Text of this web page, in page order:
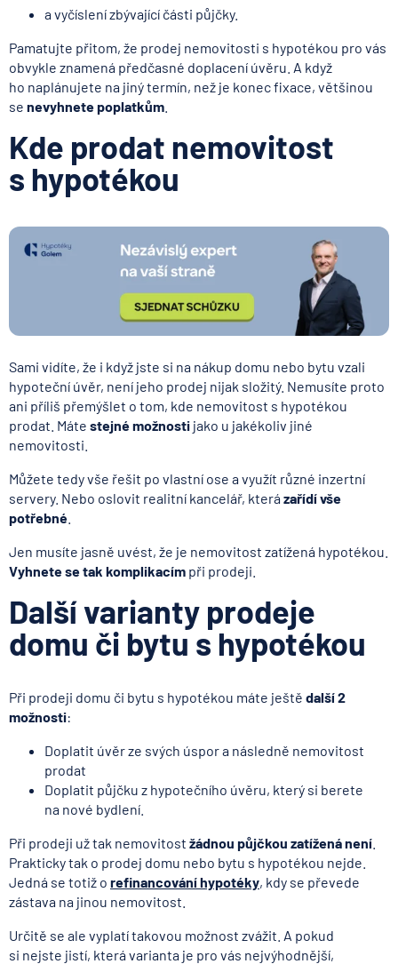
a vyčíslení zbývající části půjčky.
Pamatujte přitom, že prodej nemovitosti s hypotékou pro vás
obvykle znamená předčasné doplacení úvěru. A když
ho naplánujete na jiný termín, než je konec fixace, většinou
se nevyhnete poplatkům
Kde prodat nemovitost
s hypotékou
Sami vidíte, že i když jste si na nákup domu nebo bytu vzali
hypoteční úvěr, není jeho prodej nijak složitý. Nemusíte proto
ani příliš přemýšlet o tom, kde nemovitost s hypotékou
prodat. Máte stejné možnosti jako u jakékoliv jiné
nemovitosti.
Můžete tedy vše řešit po vlastní ose a využít různé inzertní
servery. Nebo oslovit realitní kancelář, která zařídí vše
potřebné
Jen musíte jasně uvést, že je nemovitost zatížená hypotékou.
Vyhnete se tak komplikacím při prodeji.
Další varianty prodeje
domu či bytu s hypotékou
Při prodeji domu či bytu s hypotékou máte ještě další 2
možnosti:
Doplatit úvěr ze svých úspor a následně nemovitost
prodat
Doplatit půjčku z hypotečního úvěru, který si berete
na nové bydlení.
Při prodeji už tak nemovitost žádnou půjčkou zatížená není
Prakticky tak o prodej domu nebo bytu s hypotékou nejde.
Jedná se totiž o refinancování hypotéky, kdy se převede
zástava na jinou nemovitost.
Určitě se ale vyplatí takovou možnost zvážit. A pokud
si nejste jistí, která varianta je pro vás nejvýhodnější,